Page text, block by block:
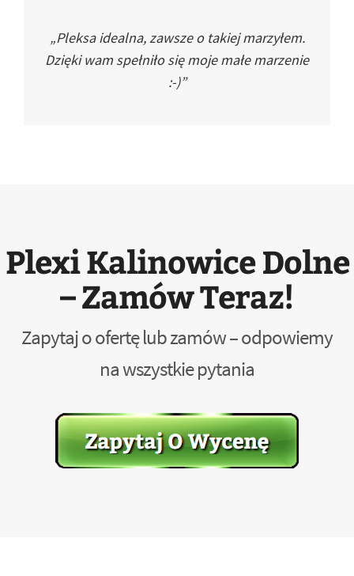
„Pleksa idealna, zawsze o takiej marzyłem.
Dzięki wam spełniło się moje małe marzenie
:-)”
Plexi Kalinowice Dolne
– Zamów Teraz!
Zapytaj o ofertę lub zamów – odpowiemy
na wszystkie pytania